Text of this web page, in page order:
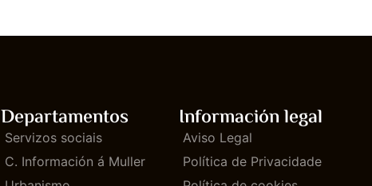
Departamentos
Servizos sociais
C. Información á Muller
Información legal
Aviso Legal
Política de Privacidade